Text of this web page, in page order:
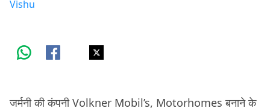
Vishu
जर्मनी की कंपनी Volkner Mobil’s, Motorhomes बनाने के